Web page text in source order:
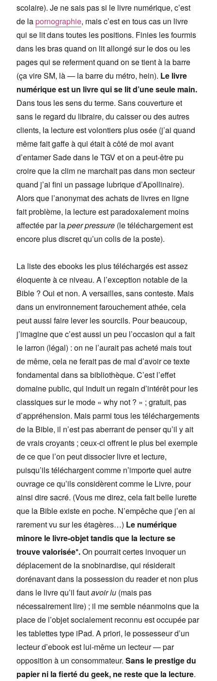
scolaire). Je ne sais pas si le livre numérique, c’est
de lapornographie, mais c’est en tous cas un livre
qui se lit dans toutes les positions. Finies les fourmis
dans les bras quand on lit allongé sur le dos ou les
pages qui se referment quand on se tient à la barre
(ça vire SM, là — la barre du métro, hein). Le livre
numérique est un livre qui se lit d’une seule main.
Dans tous les sens du terme. Sans couverture et
sans le regard du libraire, du caisser ou des autres
clients, la lecture est volontiers plus osée (j’ai quand
même fait gaffe à qui était à côté de moi avant
d’entamer Sade dans le TGV et on a peut-être pu
croire que la clim ne marchait pas dans mon secteur
quand j’ai fini un passage lubrique d’Apollinaire).
Alors que l’anonymat des achats de livres en ligne
fait problème, la lecture est paradoxalement moins
affectée par lapeer pressure (le téléchargement est
encore plus discret qu’un colis de la poste).
La liste des ebooks les plus téléchargés est assez
éloquente à ce niveau. A l’exception notable de la
Bible ? Oui et non. A versailles, sans conteste. Mais
dans un environnement farouchement athée, cela
peut aussi faire lever les sourcils. Pour beaucoup,
j’imagine que c’est aussi un peu l’occasion qui a fait
le larron (légal) : on ne l’aurait pas acheté mais tout
de même, cela ne ferait pas de mal d’avoir ce texte
fondamental dans sa bibliothèque. C’est l’effet
domaine public, qui induit un regain d’intérêt pour les
classiques sur le mode « why not ? » ; gratuit, pas
d’appréhension. Mais parmi tous les téléchargements
de la Bible, il n’est pas aberrant de penser qu’il y ait
de vrais croyants ; ceux-ci offrent le plus bel exemple
de ce que l’on peut dissocier livre et lecture,
puisqu’ils téléchargent comme n’importe quel autre
ouvrage ce qu’ils considèrent comme le Livre, pour
ainsi dire sacré. (Vous me direz, cela fait belle lurette
que la Bible existe en poche. N’empêche que j’en ai
rarement vu sur les étagères…) Le numérique
minore le livre-objet tandis que la lecture se
trouve valorisée*.On pourrait certes invoquer un
déplacement de la snobinardise, qui résiderait
dorénavant dans la possession du reader et non plus
dans le livre qu’il fautavoir lu (mais pas
nécessairement lire) ; il me semble néanmoins que la
place de l’objet socialement reconnu est occupée par
les tablettes type iPad. A priori, le possesseur d’un
lecteur d’ebook est lui-même un lecteur — par
opposition à un consommateur.Sans le prestige du
papier ni la fierté du geek, ne reste que la lecture.